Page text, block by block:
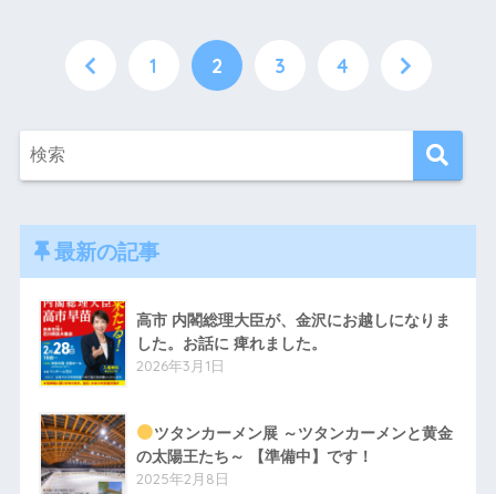
1 2 3 4
最新の記事
高市 内閣総理大臣が、金沢にお越しになりま
した。お話に 痺れました。
2026年3月1日
ツタンカーメン展 ～ツタンカーメンと黄金
の太陽王たち～ 【準備中】です！
2025年2月8日